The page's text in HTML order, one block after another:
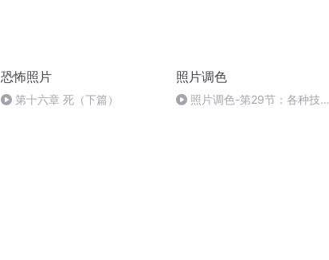
恐怖照片
第十六章 死（下篇）
照片调色
照片调色-第29节：各种技巧